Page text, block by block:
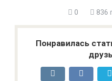
0 836
Понравилась